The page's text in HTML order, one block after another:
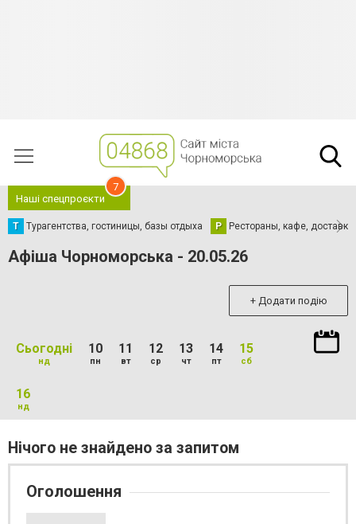
Наші спецпроєкти
7
Т Турагентства, гостиницы, базы отдыха Р Рестораны, кафе,
Афіша Чорноморська - 20.05.26
+ Додати подію
Сьогодні
нд
10
пн
11
вт
12
ср
13
чт
14
пт
15
сб
16
нд
Нічого не знайдено за запитом
Оголошення